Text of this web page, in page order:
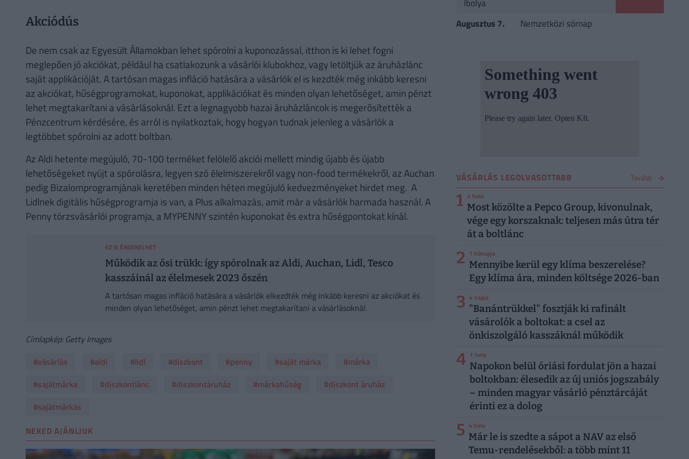
Akciódús
De nem csak az Egyesült Államokban lehet spórolni a kuponozással, itthon is ki lehet fogni
meglepően jó akciókat, például ha csatlakozunk a vásárlói klubokhoz, vagy letöltjük az áruházlánc
saját applikációját. A tartósan magas infláció hatására a vásárlók el is kezdték még inkább keresni
az akciókat, hűségprogramokat, kuponokat, applikációkat és minden olyan lehetőséget, amin pénzt
lehet megtakarítani a vásárlásoknál. Ezt a legnagyobb hazai áruházláncok is megerősítették a
Pénzcentrum kérdésére, és arról is nyilatkoztak, hogy hogyan tudnak jelenleg a vásárlók a
legtöbbet spórolni az adott boltban.
Az Aldi hetente megújuló, 70-100 terméket felölelő akciói mellett mindig újabb és újabb
lehetőségeket nyújt a spórolásra, legyen szó élelmiszerekről vagy non-food termékekről, az Auchan
pedig Bizalomprogramjának keretében minden héten megújuló kedvezményeket hirdet meg. A
Lidlnek digitális hűségprogramja is van, a Plus alkalmazás, amit már a vásárlók harmada használ. A
Penny törzsvásárlói programja, a MYPENNY szintén kuponokat és extra hűségpontokat kínál.
EZ IS ÉRDEKELHET
Működik az ősi trükk: így spórolnak az Aldi, Auchan, Lidl, Tesco
kasszáinál az élelmesek 2023 őszén
A tartósan magas infláció hatására a vásárlók elkezdték még inkább keresni az akciókat és
minden olyan lehetőséget, amin pénzt lehet megtakarítani a vásárlásoknál.
Címlapkép: Getty Images
#vásárlás
#aldi #lidl #diszkont #penny #saját márka
#márka
#sajátmárka
#diszkontlánc #diszkontáruház #márkahűség
#diszkont áruház
#sajátmárkás
NEKED AJÁNLJUK
Ibolya
Augusztus 7. Nemzetközi sörnap
VÁSÁRLÁS LEGOLVASOTTABB Tovább
1 4 hete
Most közölte a Pepco Group, kivonulnak,
vége egy korszaknak: teljesen más útra tér
át a boltlánc
2 1 hónapja
Mennyibe kerül egy klíma beszerelése?
Egy klíma ára, minden költsége 2026-ban
3 4 napja
"Banántrükkel" fosztják ki rafinált
vásárolók a boltokat: a csel az
önkiszolgáló kasszáknál működik
4 1 hete
Napokon belül óriási fordulat jön a hazai
boltokban: élesedik az új uniós jogszabály
– minden magyar vásárló pénztárcáját
érinti ez a dolog
5 4 hete
Már le is szedte a sápot a NAV az első
Temu-rendelésekből: a több mint 11